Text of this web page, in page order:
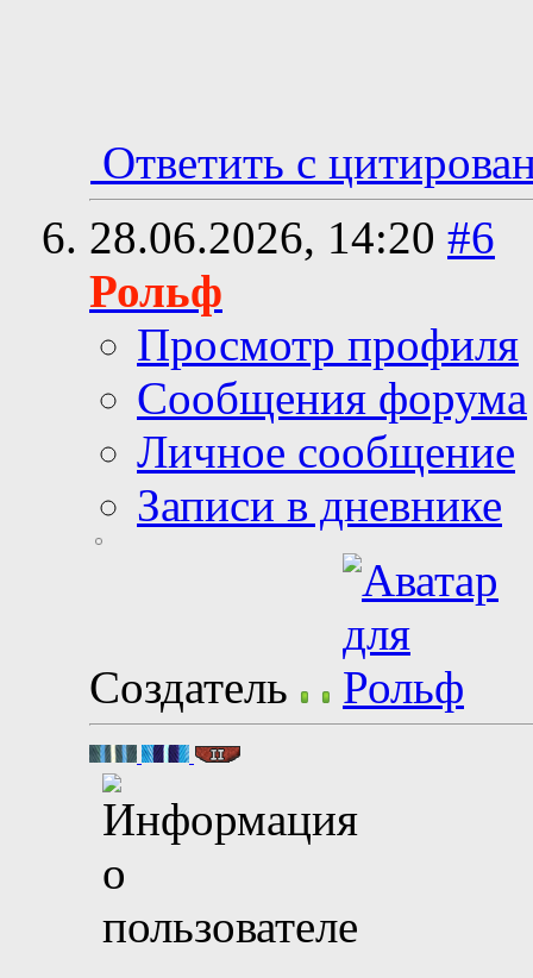
Ответить с
28.06.2026, 14:20 #6
Рольф
Просмотр профиля
Сообщения форума
Личное сообщение
Записи в дневнике
Создатель